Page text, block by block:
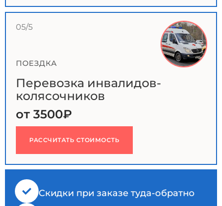
05/5
ПОЕЗДКА
Перевозка инвалидов-
колясочников
от 3500₽
РАССЧИТАТЬ СТОИМОСТЬ
Cкидки при заказе туда-обратно